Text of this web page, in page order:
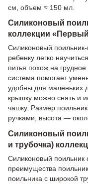
см, объем ≈ 150 мл.
Силиконовый
коллекции
Силиконовый
ребенку легко
питья похож на
система помогает
удобны для маленьких
крышку можно снять и
чашку. Размер
ручками, высота —
Силиконовый
и трубочка)
Силиконовый
преимущества
поильника с широкой